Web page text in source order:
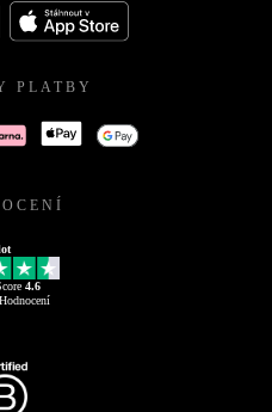
PLATBY
4.6
Hodnocení